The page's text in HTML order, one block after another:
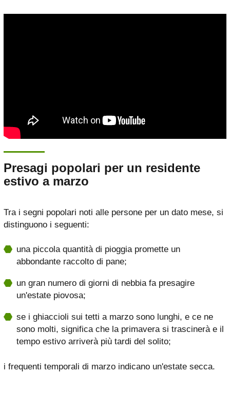
Presagi popolari per un residente
estivo a marzo
Tra i segni popolari noti alle persone per un dato mese, si
distinguono i seguenti:
una piccola quantità di pioggia promette un
abbondante raccolto di pane;
un gran numero di giorni di nebbia fa presagire
un'estate piovosa;
se i ghiaccioli sui tetti a marzo sono lunghi, e ce ne
sono molti, significa che la primavera si trascinerà e il
tempo estivo arriverà più tardi del solito;
i frequenti temporali di marzo indicano un'estate secca.